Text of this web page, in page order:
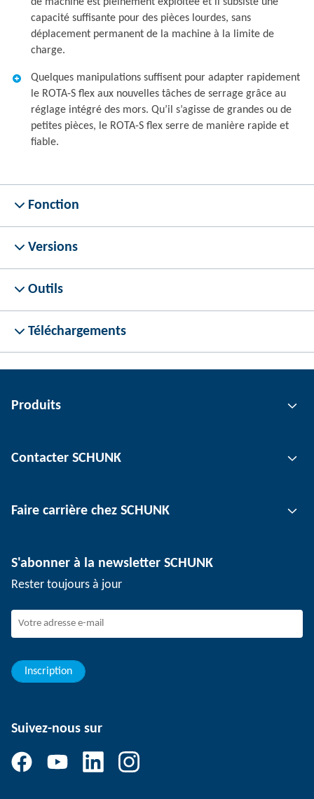
capacité suffisante pour des pièces lourdes, sans
déplacement permanent de la machine à la limite de
charge.
Quelques manipulations suffisent pour adapter rapidement
le ROTA-S flex aux nouvelles tâches de serrage grâce au
réglage intégré des mors. Qu’il s’agisse de grandes ou de
petites pièces, le ROTA-S flex serre de manière rapide et
fiable.
Fonction
Versions
Outils
Téléchargements
Produits
Technologie d'automatisation
Technologie de serrage de pièce
Contacter SCHUNK
Sites
Événements
Faire carrière chez SCHUNK
SCHUNK en tant qu'employeur
Rejoindre SCHUNK
Vos avantages
S'abonner à la newsletter SCHUNK
Rester toujours à jour
Inscription
Suivez-nous sur